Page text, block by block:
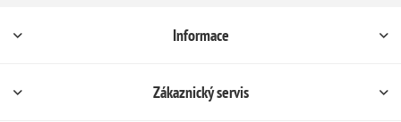
Informace
Zákaznický servis